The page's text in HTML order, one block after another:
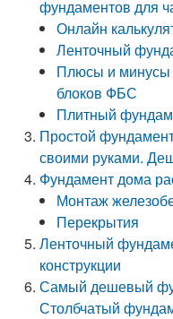
фундаментов для
Онлайн
Ленточный
Плюсы и минусы
блоков ФБС
Плитный
Простой
своими руками.
Фундамент дома
Монтаж
Перекрытия
Ленточный
конструкции
Самый дешевый
Столбчатый